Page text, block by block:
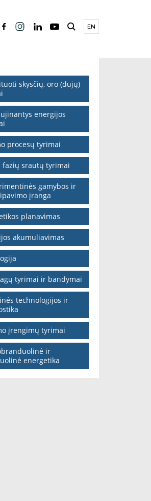
EN
skysčių, oro (dujų)
energijos
procesų tyrimai
fazių srautų tyrimai
gamybos ir
įranga
planavimas
akumuliavimas
tyrimai ir bandymai
technologijos ir
įrengimų tyrimai
ir
energetika